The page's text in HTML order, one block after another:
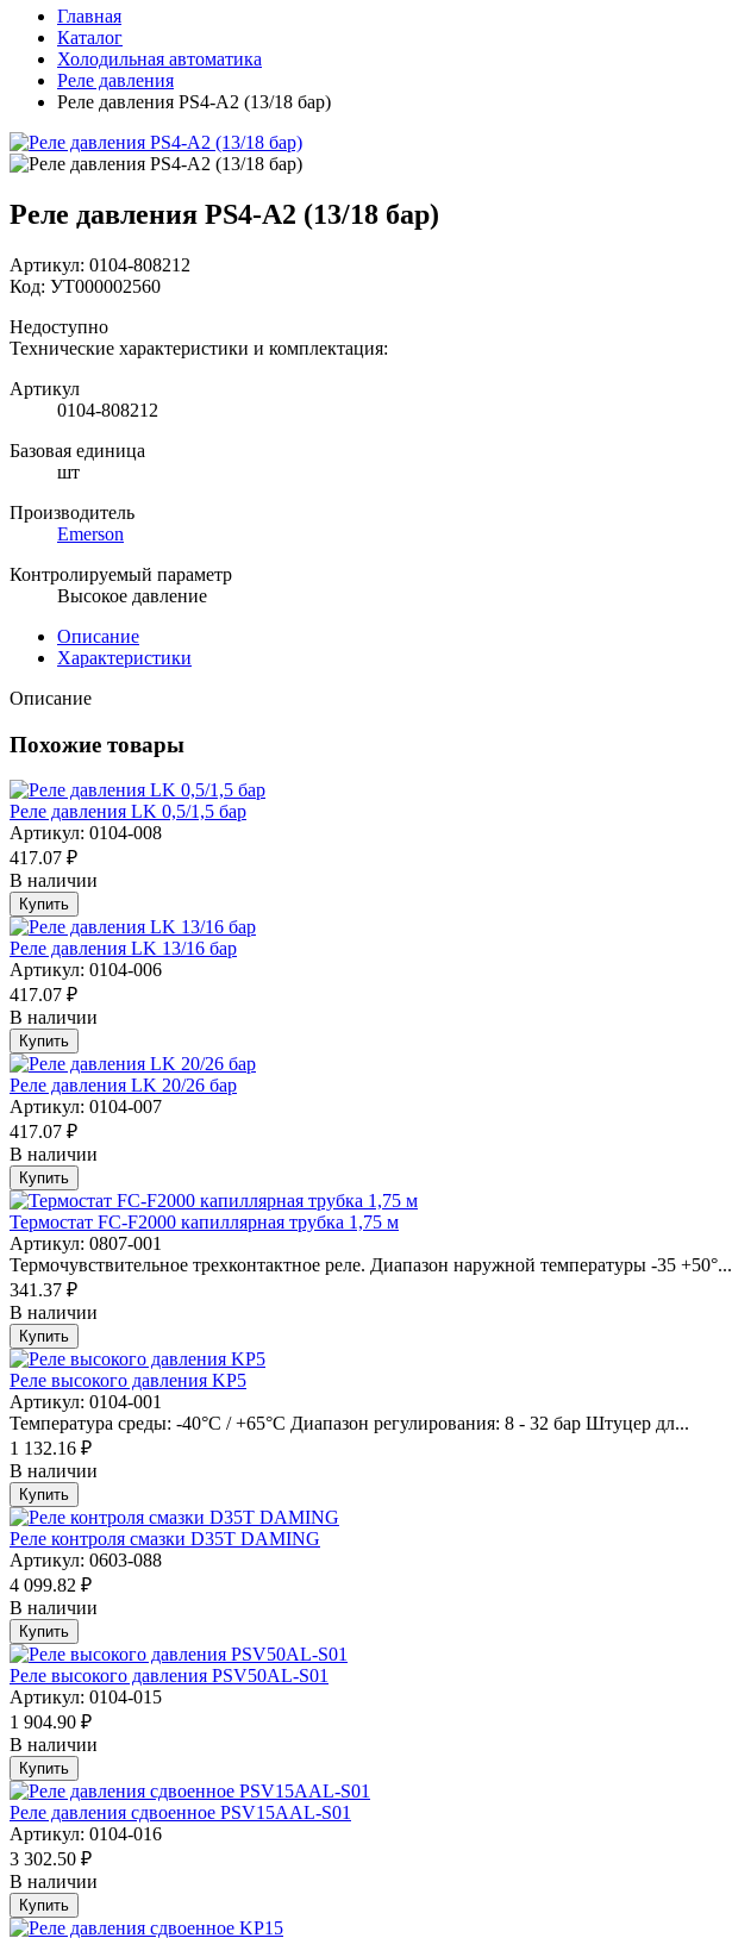
Главная
Каталог
Холодильная автоматика
Реле давления
Реле давления PS4-A2 (13/18 бар)
Реле давления PS4-A2 (13/18 бар)
Артикул: 0104-808212
Код: УТ000002560
Недоступно
Технические характеристики и комплектация:
Артикул
0104-808212
Базовая единица
шт
Производитель
Emerson
Контролируемый параметр
Высокое давление
Описание
Характеристики
Описание
Похожие товары
Реле давления LK 0,5/1,5 бар
Артикул: 0104-008
417.07 ₽
В наличии
Купить
Реле давления LK 13/16 бар
Артикул: 0104-006
417.07 ₽
В наличии
Купить
Реле давления LK 20/26 бар
Артикул: 0104-007
417.07 ₽
В наличии
Купить
Термостат FC-F2000 капиллярная трубка 1,75 м
Артикул: 0807-001
Термочувствительное трехконтактное реле. Диапазон наружной температуры -35 +50°...
341.37 ₽
В наличии
Купить
Реле высокого давления KP5
Артикул: 0104-001
Температура среды: -40°C / +65°C Диапазон регулирования: 8 - 32 бар Штуцер дл...
1 132.16 ₽
В наличии
Купить
Реле контроля смазки D35T DAMING
Артикул: 0603-088
4 099.82 ₽
В наличии
Купить
Реле высокого давления PSV50AL-S01
Артикул: 0104-015
1 904.90 ₽
В наличии
Купить
Реле давления сдвоенное PSV15AAL-S01
Артикул: 0104-016
3 302.50 ₽
В наличии
Купить